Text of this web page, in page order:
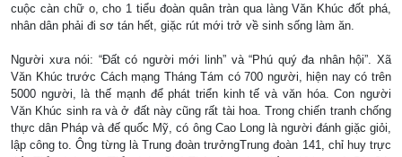
cuộc càn chữ o, cho 1 tiểu đoàn quân tràn qua làng Văn Khúc đốt phá,
nhân dân phải đi sơ tán hết, giặc rút mới trở về sinh sống làm ăn.
Người xưa nói: “Đất có người mới linh” và “Phú quý đa nhân hội”. Xã
Văn Khúc trước Cách mạng Tháng Tám có 700 người, hiện nay có trên
5000 người, là thế mạnh để phát triển kinh tế và văn hóa. Con người
Văn Khúc sinh ra và ở đất này cũng rất tài hoa. Trong chiến tranh chống
thực dân Pháp và đế quốc Mỹ, có ông Cao Long là người đánh giặc giỏi,
lập công to. Ông từng là Trung đoàn trưởngTrung đoàn 141, chỉ huy trực